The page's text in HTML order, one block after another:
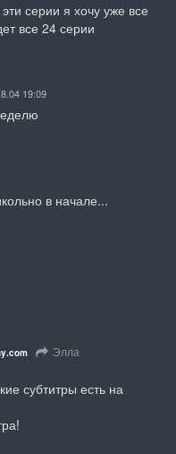
серии я хочу уже все
все 24 серии
19:09
в начале...
Элла
субтитры есть на